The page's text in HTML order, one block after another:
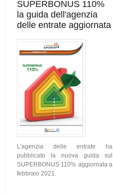
SUPERBONUS 110%
la guida dell'agenzia
delle entrate aggiornata
L'agenzia delle entrate ha
pubblicato la nuova guida sul
SUPERBONUS 110% aggiornata a
febbraio 2021.